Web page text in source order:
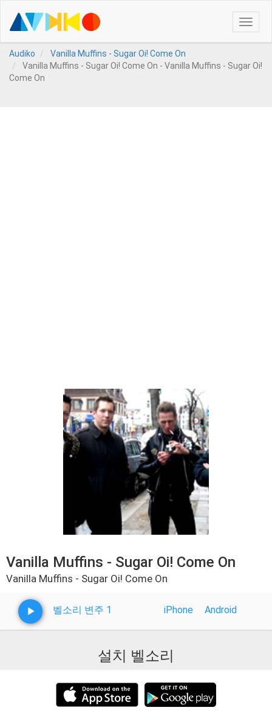
Toggle
Audiko
Vanilla Muffins - Sugar Oi! Come On
Vanilla Muffins - Sugar Oi! Come On - Vanilla Muffins - Sugar Oi!
Come On
Vanilla Muffins - Sugar Oi! Come On
Vanilla Muffins - Sugar Oi! Come On
벨소리 변주 1 iPhone Android
설치 벨소리